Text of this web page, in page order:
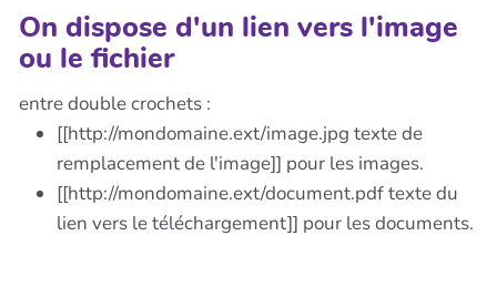
On dispose d'un lien vers l'image
ou le fichier
entre double crochets :
[[http://mondomaine.ext/image.jpg texte de
remplacement de l'image]] pour les images.
[[http://mondomaine.ext/document.pdf texte du
lien vers le téléchargement]] pour les documents.